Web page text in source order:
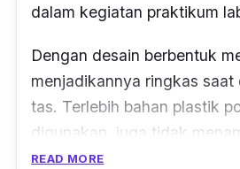
dalam kegiatan praktikum
Dengan desain berbentuk
menjadikannya ringkas saat
tas. Terlebih bahan plastik
digunakan, juga tidak
berlebih. Namun tetap
READ MORE